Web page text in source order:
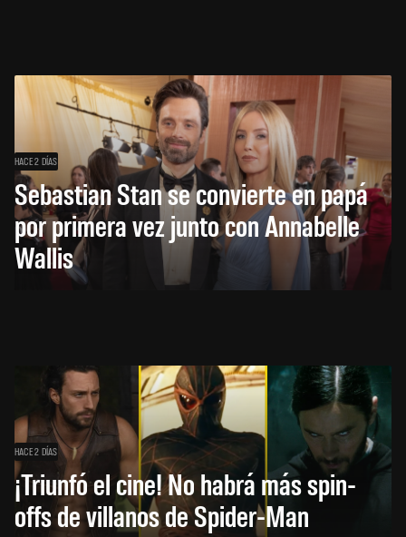
HACE 2 DÍAS
Sebastian Stan se convierte en papá
por primera vez junto con Annabelle
Wallis
HACE 2 DÍAS
¡Triunfó el cine! No habrá más spin-
offs de villanos de Spider-Man